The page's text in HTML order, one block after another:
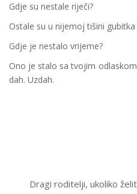
Gdje su nestale riječi?
Ostale su u nijemoj tišini gubitka
Gdje je nestalo vrijeme?
Ono je stalo sa tvojim
dah. Uzdah.
Dragi roditelji, ukoliko